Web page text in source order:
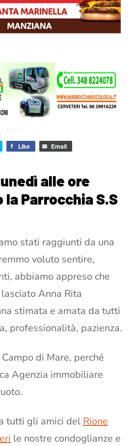
Like Email
alle ore
la Parrocchia S.S
stati raggiunti da una
voluto sentire,
abbiamo appreso che
Anna Rita
stimata e amata da tutti
professionalità, pazienza.
di Mare, perché
Agenzia immobiliare
tutti gli amici del Rione
le nostre condoglianze e